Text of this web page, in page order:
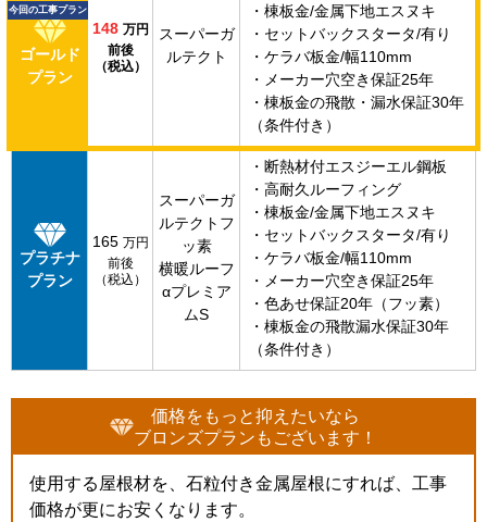
今回の工事プラン
ゴールド
プラン
148 万円
前後
（税込）
スーパーガ
ルテクト
・棟板金/金属下地エスヌキ
・セットバックスタータ/有り
・ケラバ板金/幅110mm
・メーカー穴空き保証25年
・棟板金の飛散・漏水保証30年
（条件付き）
プラチナ
プラン
165 万円
前後
（税込）
スーパーガ
ルテクトフ
ッ素
横暖ルーフ
αプレミア
ムS
・断熱材付エスジーエル鋼板
・高耐久ルーフィング
・棟板金/金属下地エスヌキ
・セットバックスタータ/有り
・ケラバ板金/幅110mm
・メーカー穴空き保証25年
・色あせ保証20年（フッ素）
・棟板金の飛散漏水保証30年
（条件付き）
価格をもっと抑えたいなら
ブロンズプランもございます！
使用する屋根材を、石粒付き金属屋根にすれば、工事
価格が更にお安くなります。